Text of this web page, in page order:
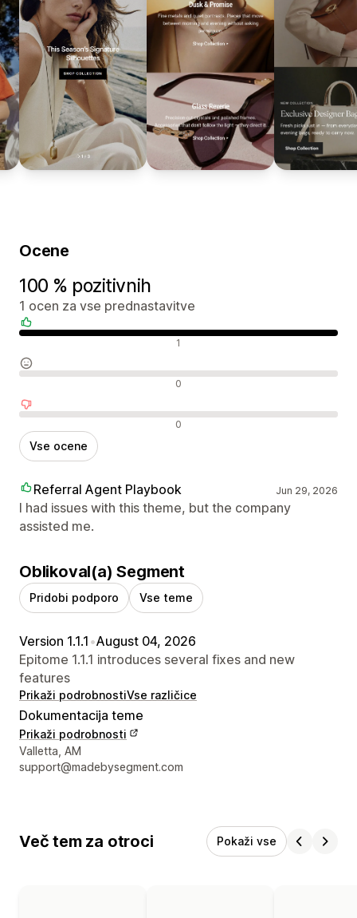
Ocene
100 % pozitivnih
1 ocen za vse prednastavitve
1
0
0
Vse ocene
Referral Agent Playbook Jun 29, 2026
I had issues with this theme, but the company
assisted me.
Oblikoval(a) Segment
Pridobi podporo Vse teme
Version 1.1.1 •August 04, 2026
Epitome 1.1.1 introduces several fixes and new
features
Prikaži podrobnostiVse različice
Dokumentacija teme
Prikaži podrobnosti
Podatki za stik z oblikovalcem
Valletta, AM
support@madebysegment.com
Več tem za otroci Pokaži vse